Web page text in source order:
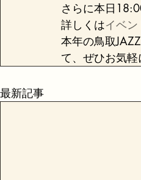
さらに本日
詳しくはイベ
本年の鳥取
て、ぜひお気軽
最新記事